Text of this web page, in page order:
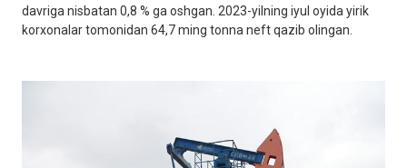
davriga nisbatan 0,8 % ga oshgan. 2023-yilning iyul oyida yirik
korxonalar tomonidan 64,7 ming tonna neft qazib olingan.